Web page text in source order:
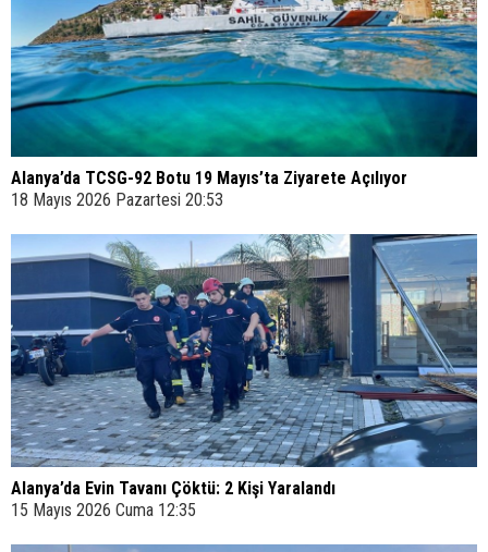
Alanya’da TCSG-92 Botu 19 Mayıs’ta Ziyarete Açılıyor
18 Mayıs 2026 Pazartesi 20:53
Alanya’da Evin Tavanı Çöktü: 2 Kişi Yaralandı
15 Mayıs 2026 Cuma 12:35